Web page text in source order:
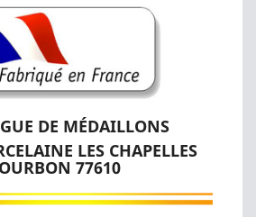
DE MÉDAILLONS
LES CHAPELLES
77610